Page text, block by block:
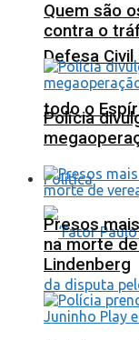
Defesa
todo o
Política
Quem são
contra o
Polícia
Presos
na morte
Lindenberg